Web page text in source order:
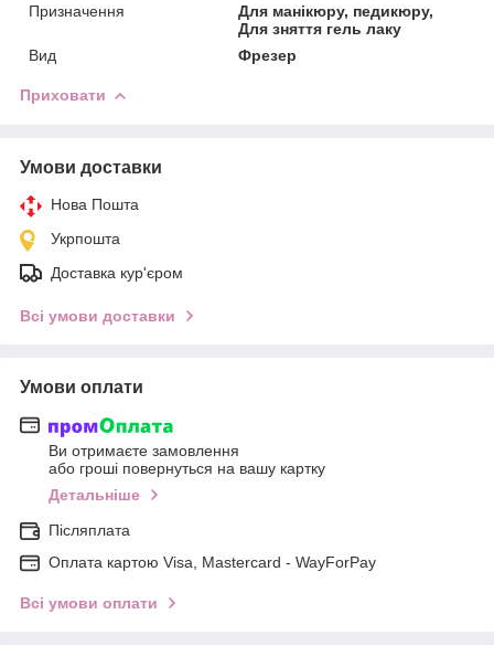
Призначення
Для манікюру, педикюру,
Для зняття гель лаку
Вид
Фрезер
Приховати
Умови доставки
Нова Пошта
Укрпошта
Доставка кур'єром
Всі умови доставки
Умови оплати
Ви отримаєте замовлення
або гроші повернуться на вашу картку
Детальніше
Післяплата
Оплата картою Visa, Mastercard - WayForPay
Всі умови оплати